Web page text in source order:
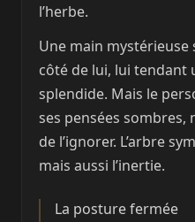
l’herbe.
Une main mystérieuse
côté de lui, lui tendant
splendide. Mais le
ses pensées sombres,
de l’ignorer. L’arbre
mais aussi l’inertie.
La posture fermée